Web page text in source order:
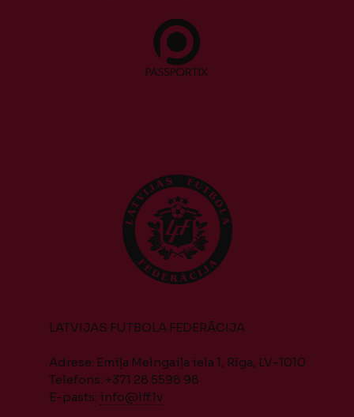
LATVIJAS FUTBOLA FEDERĀCIJA
Adrese: Emiļa Melngaiļa iela 1, Rīga, LV-1010
Telefons: +371 28 5598 98
E-pasts: info@lff.lv